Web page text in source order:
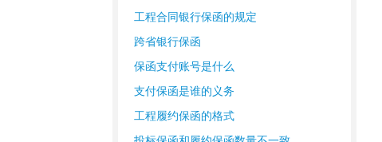
工程合同银行保函的规定
跨省银行保函
保函支付账号是什么
支付保函是谁的义务
工程履约保函的格式